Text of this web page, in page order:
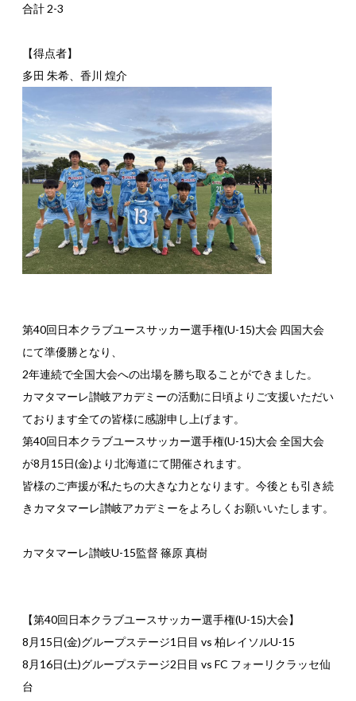
合計 2-3
【得点者】
多田 朱希、香川 煌介
第40回日本クラブユースサッカー選手権(U-15)大会 四国大会
にて準優勝となり、
2年連続で全国大会への出場を勝ち取ることができました。
カマタマーレ讃岐アカデミーの活動に日頃よりご支援いただい
ております全ての皆様に感謝申し上げます。
第40回日本クラブユースサッカー選手権(U-15)大会 全国大会
が8月15日(金)より北海道にて開催されます。
皆様のご声援が私たちの大きな力となります。今後とも引き続
きカマタマーレ讃岐アカデミーをよろしくお願いいたします。
カマタマーレ讃岐U-15監督 篠原 真樹
【第40回日本クラブユースサッカー選手権(U-15)大会】
8月15日(金)グループステージ1日目 vs 柏レイソルU-15
8月16日(土)グループステージ2日目 vs FC フォーリクラッセ仙
台